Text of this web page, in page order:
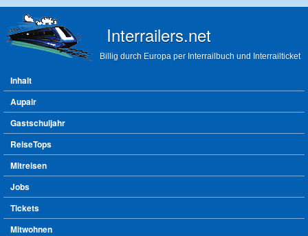
Interrailers.net
Billig durch Europa per Interrailbuch und Interrailticket
Hauptmenü
Inhalt
Aupair
Gastschuljahr
ReiseTops
Mitreisen
Jobs
Tickets
Mitwohnen